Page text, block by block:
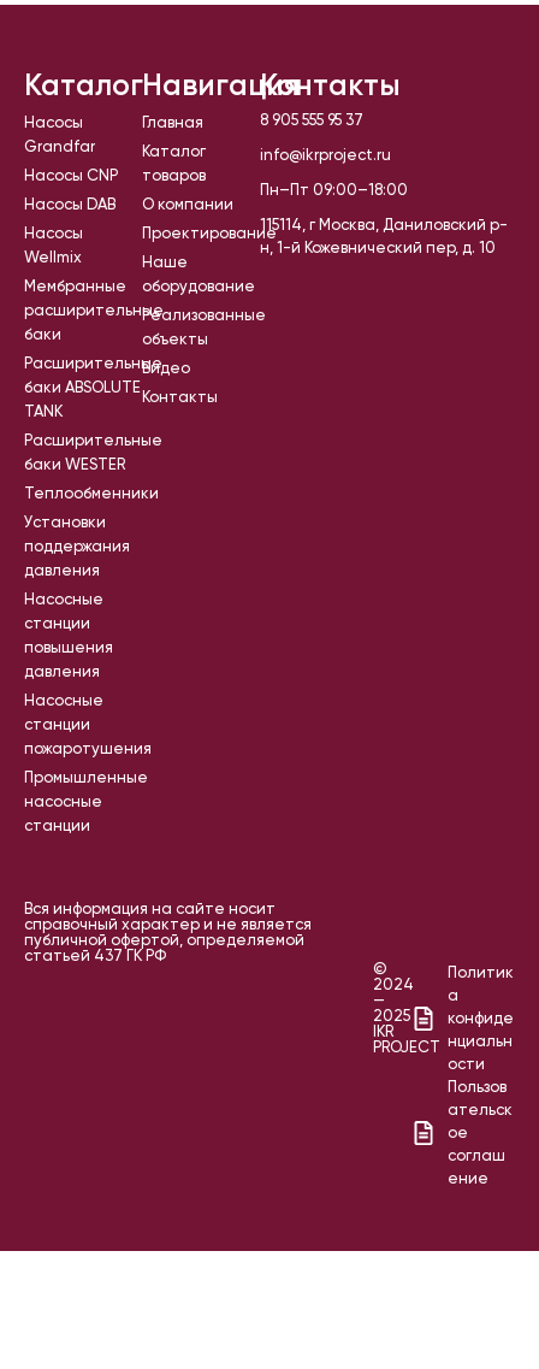
Каталог
Насосы
Grandfar
Насосы CNP
Насосы DAB
Насосы
Wellmix
Мембранные
расширительные
баки
Расширительные
баки ABSOLUTE
TANK
Расширительные
баки WESTER
Теплообменники
Установки
поддержания
давления
Насосные
станции
повышения
давления
Насосные
станции
пожаротушения
Промышленные
насосные
станции
Навигация
Главная
Каталог
товаров
О компании
Проектирование
Наше
оборудование
Реализованные
объекты
Видео
Контакты
Контакты
8 905 555 95 37
info@ikrproject.ru
Пн–Пт 09:00–18:00
115114, г Москва, Даниловский р-
н, 1-й Кожевнический пер, д. 10
Вся информация на сайте носит
справочный характер и не является
публичной офертой, определяемой
статьей 437 ГК РФ
©
2024
—
2025
IKR
PROJECT
Политик
а
конфиде
нциальн
ости
Пользов
ательск
ое
соглаш
ение